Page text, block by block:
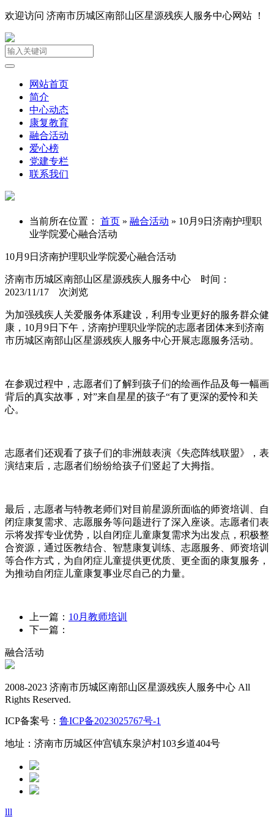
欢迎访问 济南市历城区南部山区星源残疾人服务中心网站 ！
网站首页
简介
中心动态
康复教育
融合活动
爱心榜
党建专栏
联系我们
当前所在位置： 首页 » 融合活动 » 10月9日济南护理职
业学院爱心融合活动
10月9日济南护理职业学院爱心融合活动
济南市历城区南部山区星源残疾人服务中心 时间：
2023/11/17 次浏览
为加强残疾人关爱服务体系建设，利用专业更好的服务群众健
康，10月9日下午，济南护理职业学院的志愿者团体来到济南
市历城区南部山区星源残疾人服务中心开展志愿服务活动。
在参观过程中，志愿者们了解到孩子们的绘画作品及每一幅画
背后的真实故事，对”来自星星的孩子“有了更深的爱怜和关
心。
志愿者们还观看了孩子们的非洲鼓表演《失恋阵线联盟》，表
演结束后，志愿者们纷纷给孩子们竖起了大拇指。
最后，志愿者与特教老师们对目前星源所面临的师资培训、自
闭症康复需求、志愿服务等问题进行了深入座谈。志愿者们表
示将发挥专业优势，以自闭症儿童康复需求为出发点，积极整
合资源，通过医教结合、智慧康复训练、志愿服务、师资培训
等合作方式，为自闭症儿童提供更优质、更全面的康复服务，
为推动自闭症儿童康复事业尽自己的力量。
上一篇： 10月教师培训
下一篇：
融合活动
2008-2023 济南市历城区南部山区星源残疾人服务中心 All
Rights Reserved.
ICP备案号： 鲁ICP备2023025767号-1
地址：济南市历城区仲宫镇东泉泸村103乡道404号
lll